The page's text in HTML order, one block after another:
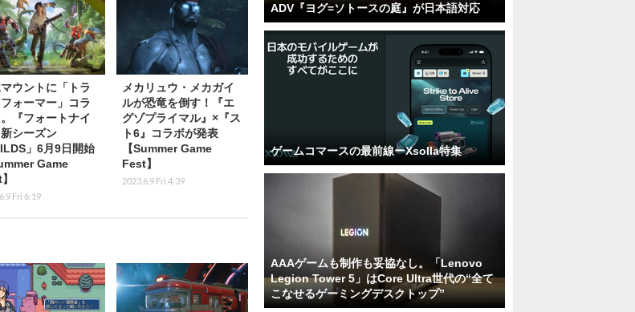
ウントに「トラ
ォーマー」コラ
『フォートナイ
新シーズン
」6月9日開始
Game
Fri 6:19
メカリュウ・メカガイ
ルが恐竜を倒す！『エ
グゾプライマル』×『ス
ト6』コラボが発表
【Summer Game
Fest】
2023.6.9 Fri 4:39
ADV『ヨグ=ソトースの庭』が日本語対応
ゲームコマースの最前線ーXsolla特集
AAAゲームも制作も妥協なし。「Lenovo
Legion Tower 5」はCore Ultra世代の“全て
こなせるゲーミングデスクトップ”